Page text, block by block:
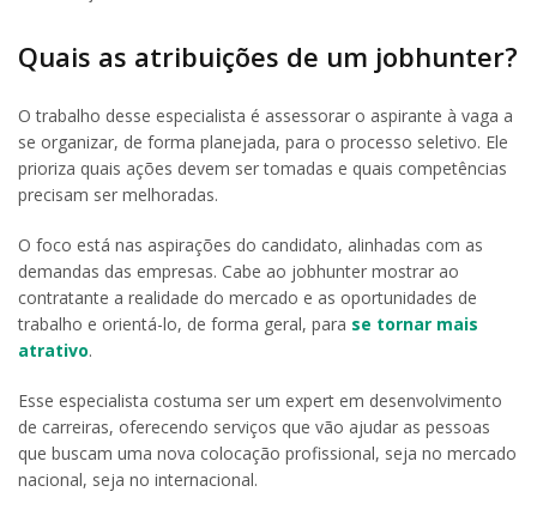
Quais as atribuições de um jobhunter?
O trabalho desse especialista é assessorar o aspirante à vaga a
se organizar, de forma planejada, para o processo seletivo. Ele
prioriza quais ações devem ser tomadas e quais competências
precisam ser melhoradas.
O foco está nas aspirações do candidato, alinhadas com as
demandas das empresas. Cabe ao jobhunter mostrar ao
contratante a realidade do mercado e as oportunidades de
trabalho e orientá-lo, de forma geral, para se tornar mais
atrativo.
Esse especialista costuma ser um expert em desenvolvimento
de carreiras, oferecendo serviços que vão ajudar as pessoas
que buscam uma nova colocação profissional, seja no mercado
nacional, seja no internacional.